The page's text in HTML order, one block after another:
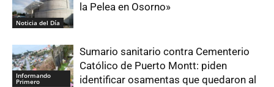
Noticia del Día
la Pelea en Osorno»
Informando
Primero
Sumario sanitario contra Cementerio
Católico de Puerto Montt: piden
identificar osamentas que quedaron al